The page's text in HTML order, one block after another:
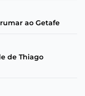
ao Getafe
de Thiago